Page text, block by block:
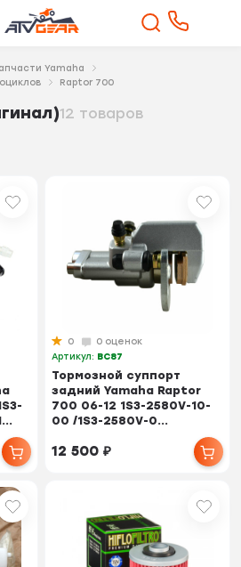
Yamaha
Raptor 700
12 товаров
0
0 оценок
Артикул: BC87
Тормозной суппорт
задний Yamaha Raptor
700 06-12 1S3-2580V-10-
00 /1S3-2580V-0...
12 500₽